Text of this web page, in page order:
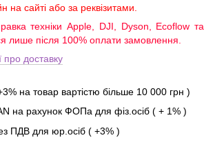
на сайті або за реквізитами.
техніки Apple, DJI, Dyson, Ecoflow та
лише після 100% оплати замовлення.
про доставку
на товар вартістю більше 10 000 грн )
на рахунок ФОПа для фіз.осіб ( + 1% )
ПДВ для юр.осіб ( +3% )